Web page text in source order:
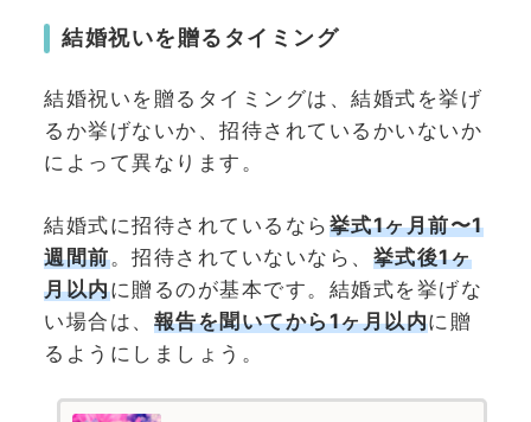
結婚祝いを贈るタイミング
結婚祝いを贈るタイミングは、結婚式を挙げ
るか挙げないか、招待されているかいないか
によって異なります。
結婚式に招待されているなら 挙式1ヶ月前〜1
週間前。招待されていないなら、 挙式後1ヶ
月以内に贈るのが基本です。結婚式を挙げな
い場合は、 報告を聞いてから1ヶ月以内に贈
るようにしましょう。